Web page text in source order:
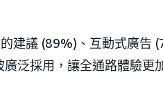
建議 (89%)、互動式廣告
泛採用，讓全通路體驗更